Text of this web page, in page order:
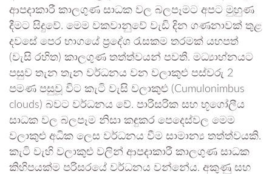
ආපදාකාරී කාලගුණ සාධක වල බලපෑමට අපට මුහුණ
දීමට සිදුවේ. මෙම වකවානුවේ වැඩි දින ගණනාවක් තුළ
දවසේ පෙර භාගයේ ප්‍රදේශ රැසකම තරමක් යහපත්
(වැසි රහිත) කාලගුණ තත්ත්වයන් පවතී. මධ්‍යාහ්නයට
පසුව තැන තැන වර්ධනය වන වලාකුළු පස්වරු 2
පමණ පසුවූ විට කැටි වැසි වලාකුළු (Cumulonimbus
clouds) බවට වර්ධනය වේ. පාරිසරික සහ භූගෝලීය
සාධක වල බලපෑම නිසා කඳුකර පෙදෙස්වල මෙම
වලාකුළු අධික ලෙස වර්ධනය වීම සාමාන්‍ය තත්ත්වයකි.
කැටි වැහි වලාකුළු වලින් ආපදාකාරී කාලගුණ සාධක
කිහිපයක්ම පරිසරයේ වර්ධනය වන්නේය. අකුණු සහ